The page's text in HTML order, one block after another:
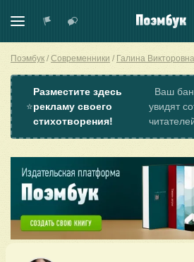
Поэмбук Современники Галина
⭐
Разместите здесь
рекламу своего
стихотворения!
Ваш
увидят